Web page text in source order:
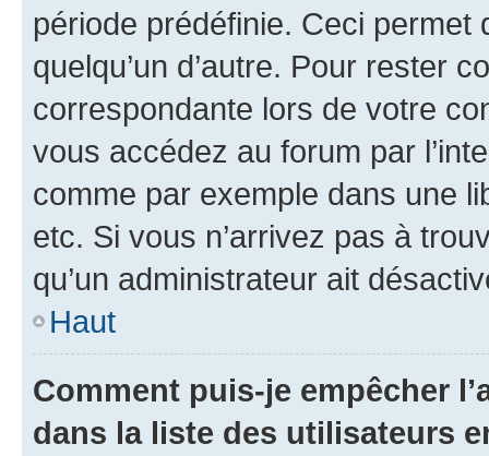
période prédéfinie. Ceci permet
quelqu’un d’autre. Pour rester
correspondante lors de votre
vous accédez au forum par
comme par exemple dans une
etc. Si vous n’arrivez pas à
qu’un administrateur ait
Haut
Comment puis-je empêcher
dans la liste des utilisateurs